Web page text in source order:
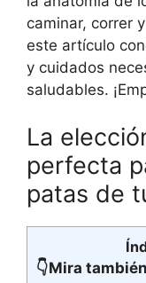
caminar, correr
este artículo
y cuidados
saludables.
La
perfecta
patas de
👇Mira también